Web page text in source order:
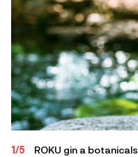
1/5 ROKU gin a botanicals